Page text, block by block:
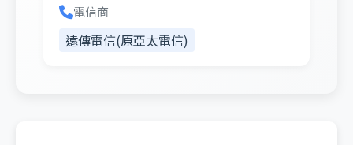
電信商
遠傳電信(原亞太電信)